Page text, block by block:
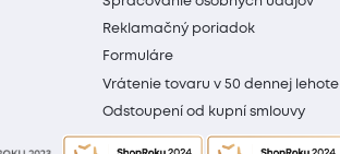
Reklamačný poriadok
Formuláre
Vrátenie tovaru v 50 dennej lehote
Odstoupení od kupní smlouvy